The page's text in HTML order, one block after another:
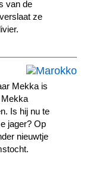
van de
ze
Mekka is
Mekka
Is hij nu te
jager? Op
nieuwtje